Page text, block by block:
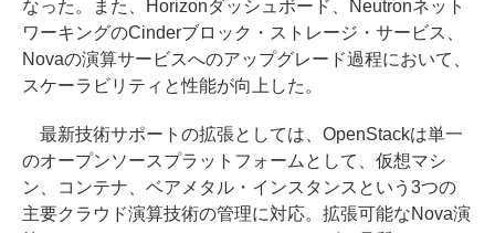
なった。また、Horizonダッシュボード、Neutronネット
ワーキングのCinderブロック・ストレージ・サービス、
Novaの演算サービスへのアップグレード過程において、
スケーラビリティと性能が向上した。
最新技術サポートの拡張としては、OpenStackは単一
のオープンソースプラットフォームとして、仮想マシ
ン、コンテナ、ベアメタル・インスタンスという3つの
主要クラウド演算技術の管理に対応。拡張可能なNova演